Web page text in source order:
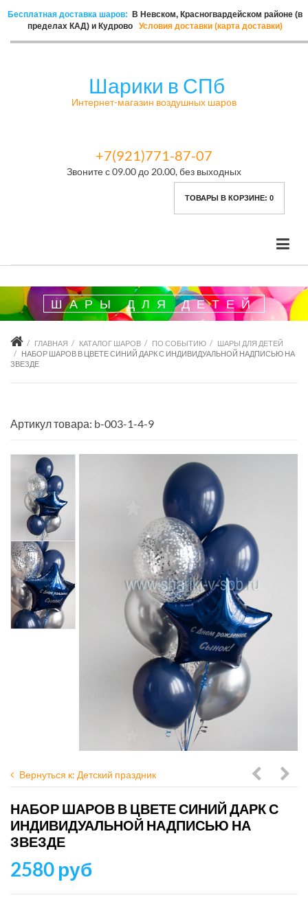
Бесплатная доставка шаров:
В Невском, Красногвардейском районе (в
пределах КАД) и Кудрово
Условия доставки (карта доставки)
Шарики в СПб
Интернет-магазин воздушных шаров
+7(921)771-87-07
Звоните с 09.00 до 20.00, без выходных
ТОВАРЫ В КОРЗИНЕ: 0
ШАРЫ ДЛЯ ДЕТЕЙ
ГЛАВНАЯ КАТАЛОГ ШАРОВ ПО СОБЫТИЮ
ШАРЫ ДЛЯ ДЕТЕЙ
НАБОР ШАРОВ В ЦВЕТЕ СИНИЙ ДАРК С ИНДИВИДУАЛЬНОЙ НАДПИСЬЮ НА
ЗВЕЗДЕ
Артикул товара: b-003-1-4-9
Вернуться к: Детский праздник
синими
НАБОР ШАРОВ В ЦВЕТЕ СИНИЙ ДАРК С
ИНДИВИДУАЛЬНОЙ НАДПИСЬЮ НА
ЗВЕЗДЕ
2580 руб